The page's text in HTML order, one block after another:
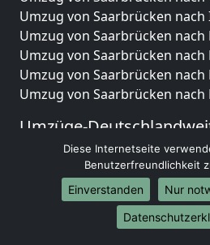
Umzug von Saarbrücken nach
Umzug von Saarbrücken nach
Umzug von Saarbrücken nach
Umzug von Saarbrücken
Umzug von Saarbrücken
Umzüge-
Umzug von Saarbrücken
Umzug von Saarbrücken
Umzug von Saarbrücken
Umzug von Saarbrücken nach
Umzug von Saarbrücken
Diese Internetseite
Benutzerfreundlichkeit
Einverstanden
Nur